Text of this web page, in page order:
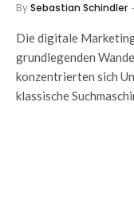
BySebastian Schindler
Die digitale
grundlegenden
konzentrierten sich
klassische